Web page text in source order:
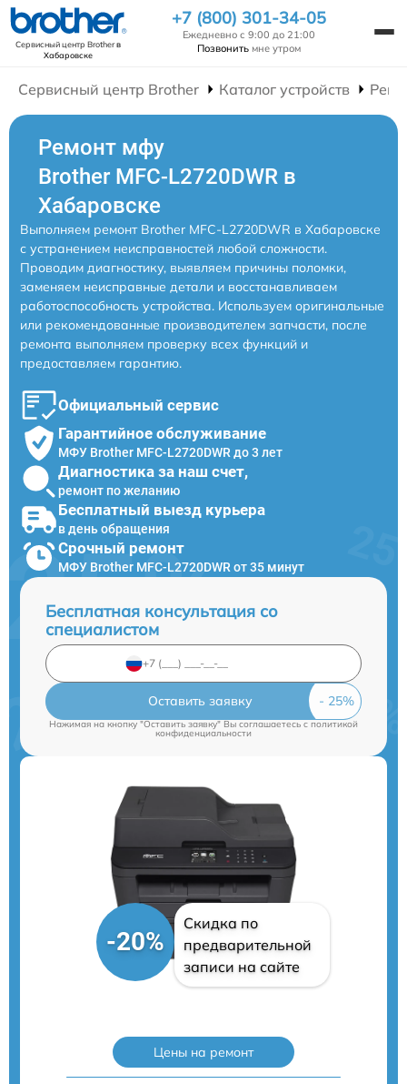
Сервисный центр Brotherв
Хабаровске
+7 (800) 301-34-05
Ежедневно с 9:00 до 21:00
Позвонить мне утром
Сервисный центр Brother Каталог устройств
Ремонт мфу
Brother MFC-L2720DWR в
Хабаровске
Выполняем ремонт Brother MFC-L2720DWR в Хабаровске
с устранением неисправностей любой сложности.
Проводим диагностику, выявляем причины поломки,
заменяем неисправные детали и восстанавливаем
работоспособность устройства. Используем оригинальные
или рекомендованные производителем запчасти, после
ремонта выполняем проверку всех функций и
предоставляем гарантию.
Официальный сервис
Гарантийное обслуживание
МФУ Brother MFC-L2720DWR до 3 лет
Диагностика за наш счет,
ремонт по желанию
Бесплатный выезд курьера
в день обращения
Срочный ремонт
МФУ Brother MFC-L2720DWR от 35 минут
Бесплатная консультация со
специалистом
Оставить заявку
Нажимая на кнопку "Оставить заявку" Вы соглашаетесь cполитикой
конфиденциальности
-20%
Скидка по
предварительной
записи на сайте
Цены на ремонт